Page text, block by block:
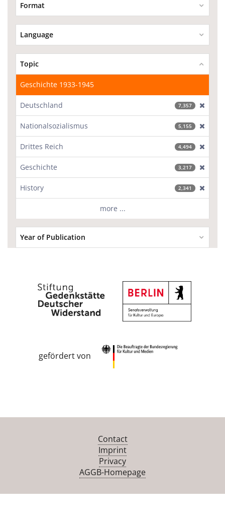
Format
Language
Topic
Geschichte 1933-1945
Deutschland 7,357
Nationalsozialismus 5,155
Drittes Reich 4,494
Geschichte 3,217
History 2,341
more ...
Year of Publication
gefördert von
Contact
Imprint
Privacy
AGGB-Homepage